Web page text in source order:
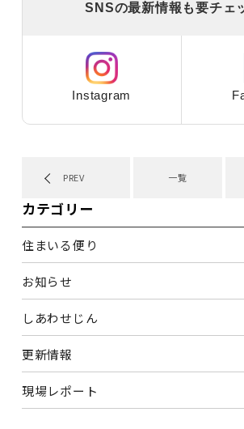
SNSの最新情報も要チェ
Instagram
PREV 一覧
カテゴリー
住まいる便り
お知らせ
しあわせじん
更新情報
現場レポート